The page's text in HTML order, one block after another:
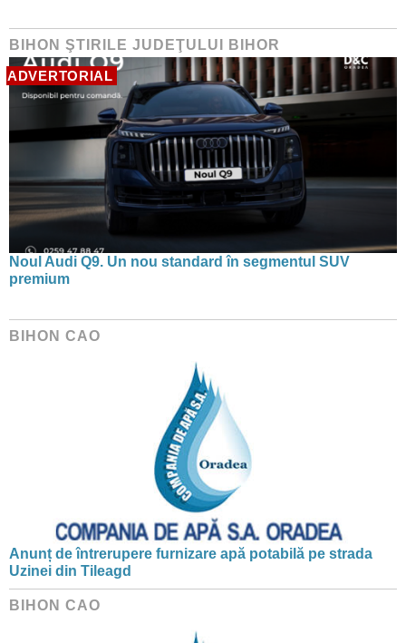
BIHON ŞTIRILE JUDEŢULUI BIHOR
ADVERTORIAL
Noul Audi Q9. Un nou standard în segmentul SUV
premium
BIHON CAO
Anunț de întrerupere furnizare apă potabilă pe strada
Uzinei din Tileagd
BIHON CAO